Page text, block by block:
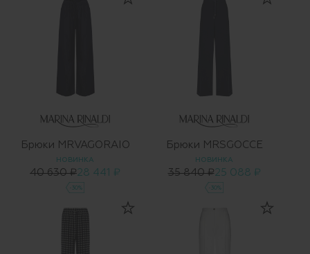
Брюки MRVAGORAIO
НОВИНКА
40 630 ₽28 441 ₽
-30%
Брюки MRSGOCCE
НОВИНКА
35 840 ₽25 088 ₽
-30%